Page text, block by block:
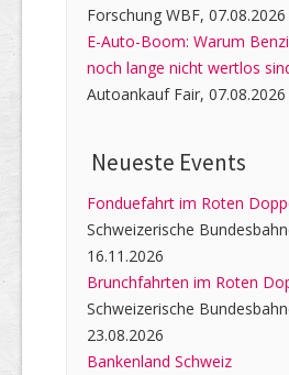
Forschung WBF, 07.08.2026
E-Auto-Boom: Warum
noch lange nicht wertlos
Autoankauf Fair, 07.08.2026
Neueste Events
Fonduefahrt im Roten
Schweizerische
16.11.2026
Brunchfahrten im Roten
Schweizerische
23.08.2026
Bankenland Schweiz